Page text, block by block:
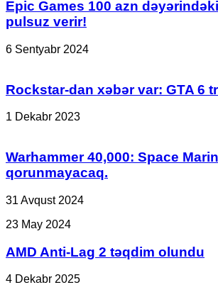
Epic Games 100 azn
pulsuz verir!
6 Sentyabr 2024
Rockstar-dan xəbər var: GTA 6
1 Dekabr 2023
Warhammer 40,000: Space
qorunmayacaq.
31 Avqust 2024
AMD
Lag
2
təqdim
23 May 2024
AMD Anti-Lag 2 təqdim olundu
AMD
4 Dekabr 2025